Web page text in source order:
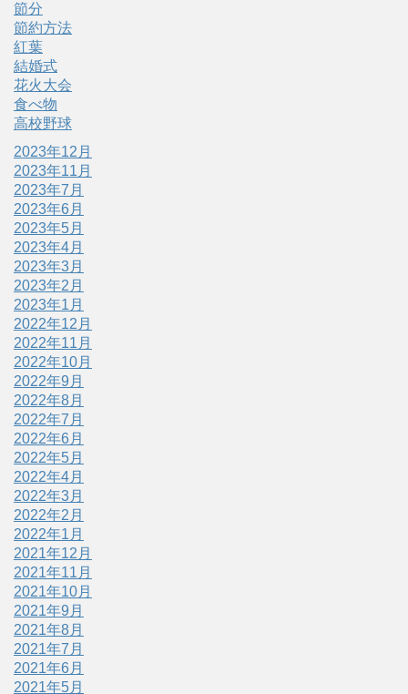
節分
節約方法
紅葉
結婚式
花火大会
食べ物
高校野球
2023年12月
2023年11月
2023年7月
2023年6月
2023年5月
2023年4月
2023年3月
2023年2月
2023年1月
2022年12月
2022年11月
2022年10月
2022年9月
2022年8月
2022年7月
2022年6月
2022年5月
2022年4月
2022年3月
2022年2月
2022年1月
2021年12月
2021年11月
2021年10月
2021年9月
2021年8月
2021年7月
2021年6月
2021年5月